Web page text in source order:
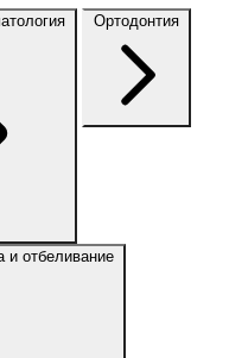
Ортодонтия
и отбеливание